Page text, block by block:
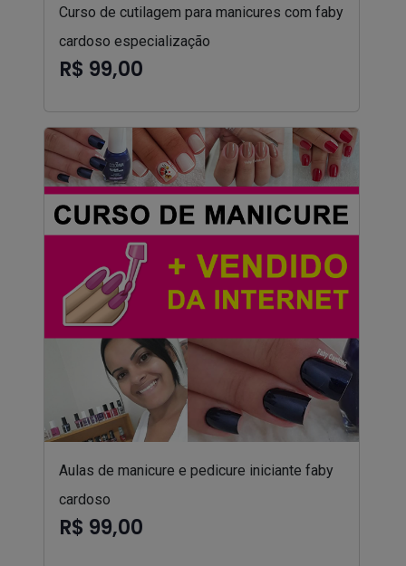
Curso de cutilagem para manicures com faby
cardoso especialização
R$ 99,00
Aulas de manicure e pedicure iniciante faby
cardoso
R$ 99,00